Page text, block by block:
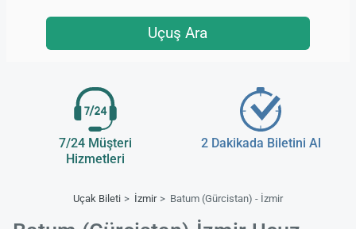
Uçuş Ara
7/24 Müşteri
Hizmetleri
2 Dakikada Biletini Al
Uçak Bileti İzmir Batum (Gürcistan) - İzmir